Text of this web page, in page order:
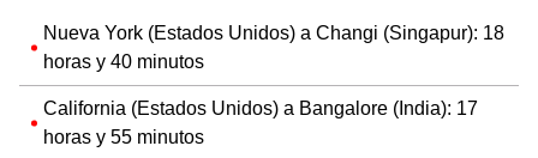
Nueva York (Estados Unidos) a Changi (Singapur): 18
horas y 40 minutos
California (Estados Unidos) a Bangalore (India): 17
horas y 55 minutos